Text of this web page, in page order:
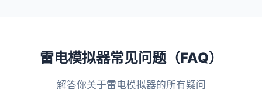
雷电模拟器常见问题（FAQ）
解答你关于雷电模拟器的所有疑问